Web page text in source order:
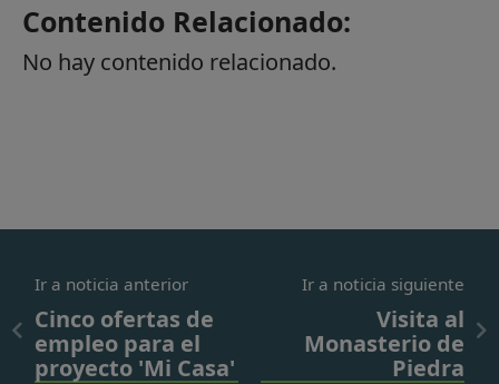
Contenido Relacionado:
No hay contenido relacionado.
Ir a noticia anterior
Cinco ofertas de
empleo para el
proyecto 'Mi Casa'
Ir a noticia siguiente
Visita al
Monasterio de
Piedra